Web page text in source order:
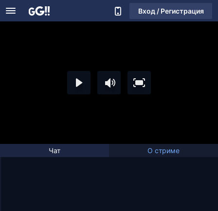
Вход / Регистрация
Чат О стриме